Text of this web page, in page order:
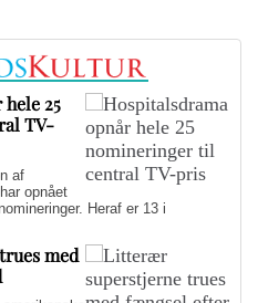
25
TV-
af
opnået
Heraf er 13 i
med